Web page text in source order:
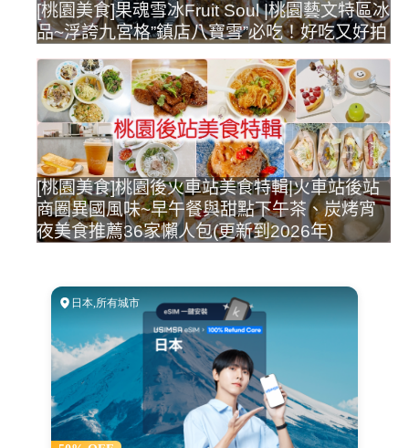
[桃園美食]果魂雪冰Fruit Soul |桃園藝文特區冰
品~浮誇九宮格”鎮店八寶雪”必吃！好吃又好拍
[桃園美食]桃園後火車站美食特輯|火車站後站
商圈異國風味~早午餐與甜點下午茶、炭烤宵
夜美食推薦36家懶人包(更新到2026年)